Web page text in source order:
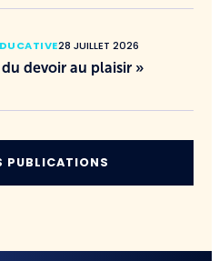
28 JUILLET 2026
devoir au plaisir »
PUBLICATIONS